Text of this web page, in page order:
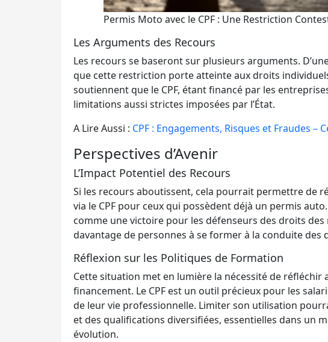
Permis Moto avec le CPF : Une Restriction
Les Arguments des Recours
Les recours se baseront sur plusieurs arguments.
que cette restriction porte atteinte aux droits
soutiennent que le CPF, étant financé par les
limitations aussi strictes imposées par l’État.
A Lire Aussi : CPF : Engagements, Risques et Fraudes –
Perspectives d’Avenir
L’Impact Potentiel des Recours
Si les recours aboutissent, cela pourrait permettre de
via le CPF pour ceux qui possèdent déjà un permis
comme une victoire pour les défenseurs des droits
davantage de personnes à se former à la conduite des
Réflexion sur les Politiques de Formation
Cette situation met en lumière la nécessité de
financement. Le CPF est un outil précieux pour les
de leur vie professionnelle. Limiter son utilisation
et des qualifications diversifiées, essentielles dans un
évolution.